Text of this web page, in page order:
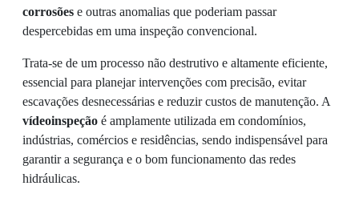
corrosões e outras anomalias que poderiam passar
despercebidas em uma inspeção convencional.
Trata-se de um processo não destrutivo e altamente eficiente,
essencial para planejar intervenções com precisão, evitar
escavações desnecessárias e reduzir custos de manutenção. A
vídeoinspeção é amplamente utilizada em condomínios,
indústrias, comércios e residências, sendo indispensável para
garantir a segurança e o bom funcionamento das redes
hidráulicas.